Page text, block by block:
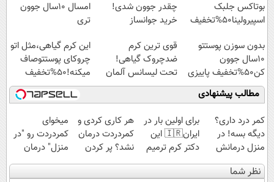
بوتاکس جلبک
اسپیرولینا50%تخفیف
چقدر جوون شدی!
خرید جوانساز
ویژه
امسال ۱۰سال جوون
تری
بدون سوزن پوستتو
10سال جوون
کن50%تخفیف پاییزی
قوی ترین کرم
ضدچروک گیاهی!
تحت لیسانس آلمان
(40%تخفیف زمستانی)
این کرم گیاهی،مثل اتو
چروکای پوستتوصاف
میکنه!50%تخفیف
مطالب پیشنهادی
کمر درد داری؟
دیگه بسه! در
منزل درمانش
کن
(◀پرسش‌نامه)
برای اولین بار در
ایران🇮🇷 این
دکتر کرم ترمیم
کننده 23 روزه
ساخت!
هر کاری کردی و
کمردردت درمان
نشد؟ پر کردن
پرسشنامه و
دریافت راه حل
میخوای
کمردردت رو "در
منزل" درمان
کنی؟ (◂فیلم +
◂پرسش‌نامه)
نظر شما